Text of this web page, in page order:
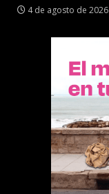
4 de agosto de 2026